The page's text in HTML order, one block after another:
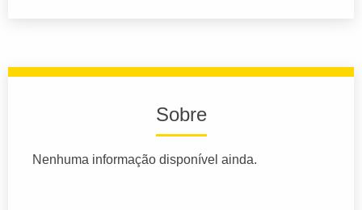
Sobre
Nenhuma informação disponível ainda.